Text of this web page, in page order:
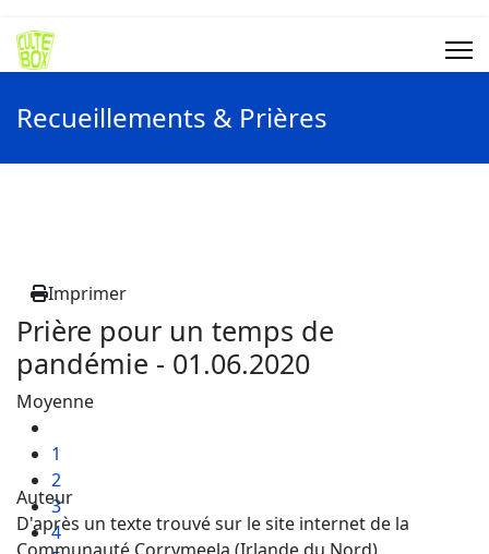
Recueillements & Prières
Imprimer
Prière pour un temps de
pandémie - 01.06.2020
Moyenne
1
2
3
4
Auteur
D'après un texte trouvé sur le site internet de la